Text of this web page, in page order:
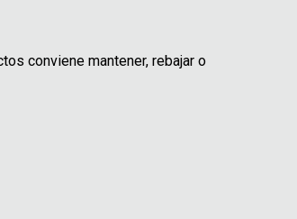
conviene mantener, rebajar o